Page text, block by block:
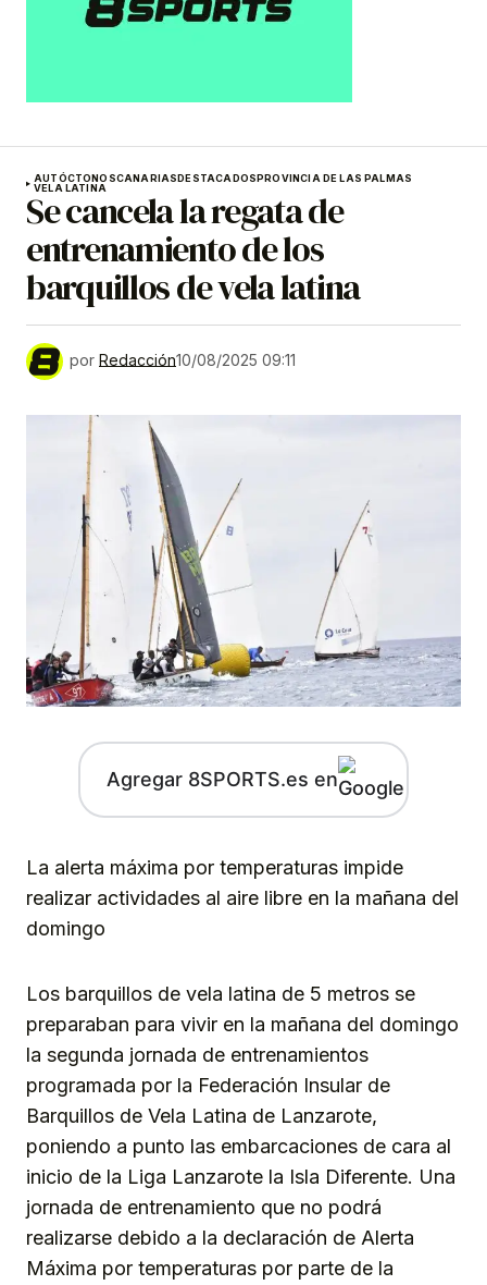
AUTÓCTONOSCANARIASDESTACADOSPROVINCIA DE LAS PALMAS
VELA LATINA
Se cancela la regata de
entrenamiento de los
barquillos de vela latina
por Redacción10/08/2025 09:11
Agregar 8SPORTS.es en
La alerta máxima por temperaturas impide
realizar actividades al aire libre en la mañana del
domingo
Los barquillos de vela latina de 5 metros se
preparaban para vivir en la mañana del domingo
la segunda jornada de entrenamientos
programada por la Federación Insular de
Barquillos de Vela Latina de Lanzarote,
poniendo a punto las embarcaciones de cara al
inicio de la Liga Lanzarote la Isla Diferente. Una
jornada de entrenamiento que no podrá
realizarse debido a la declaración de Alerta
Máxima por temperaturas por parte de la